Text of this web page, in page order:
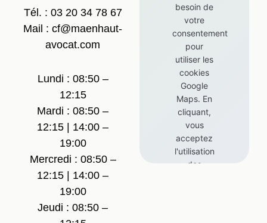
Tél. : 03 20 34 78 67
Mail : cf@maenhaut-
avocat.com
Lundi : 08:50 –
12:15
Mardi : 08:50 –
12:15 | 14:00 –
19:00
Mercredi : 08:50 –
12:15 | 14:00 –
19:00
Jeudi : 08:50 –
besoin de
votre
consentement
pour
utiliser les
cookies
Google
Maps. En
cliquant,
vous
acceptez
l'utilisation
des